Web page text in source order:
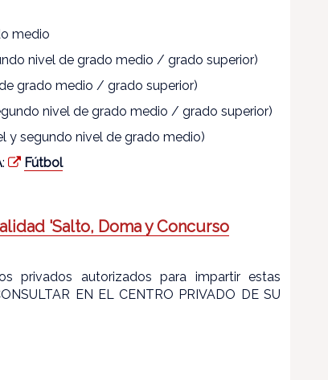
medio
nivel de grado medio / grado superior)
grado medio / grado superior)
nivel de grado medio / grado superior)
y segundo nivel de grado medio)
: Fútbol
'Salto, Doma y Concurso
privados autorizados para impartir estas
EN EL CENTRO PRIVADO DE SU